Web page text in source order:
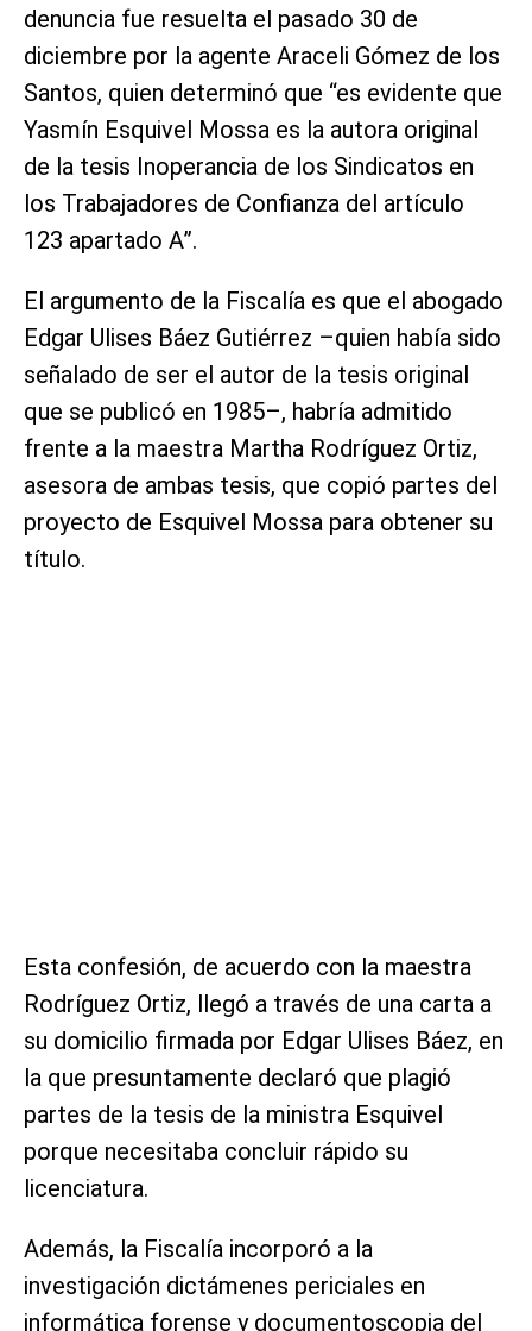
denuncia fue resuelta el pasado 30 de
diciembre por la agente Araceli Gómez de los
Santos, quien determinó que “es evidente que
Yasmín Esquivel Mossa es la autora original
de la tesis Inoperancia de los Sindicatos en
los Trabajadores de Confianza del artículo
123 apartado A”.
El argumento de la Fiscalía es que el abogado
Edgar Ulises Báez Gutiérrez –quien había sido
señalado de ser el autor de la tesis original
que se publicó en 1985–, habría admitido
frente a la maestra Martha Rodríguez Ortiz,
asesora de ambas tesis, que copió partes del
proyecto de Esquivel Mossa para obtener su
título.
Esta confesión, de acuerdo con la maestra
Rodríguez Ortiz, llegó a través de una carta a
su domicilio firmada por Edgar Ulises Báez, en
la que presuntamente declaró que plagió
partes de la tesis de la ministra Esquivel
porque necesitaba concluir rápido su
licenciatura.
Además, la Fiscalía incorporó a la
investigación dictámenes periciales en
informática forense y documentoscopia del